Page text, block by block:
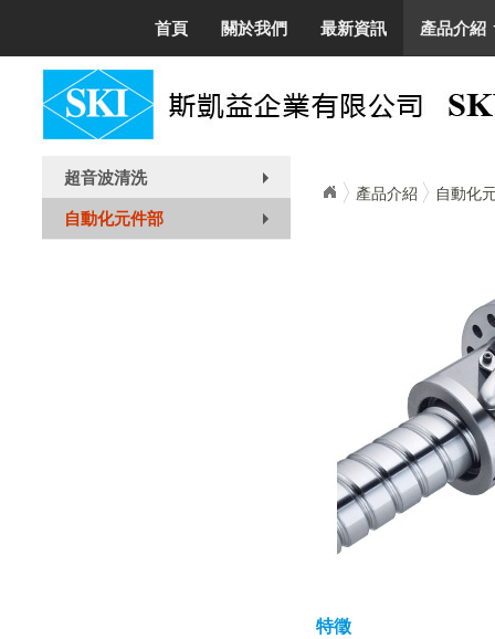
首頁 關於我們 最新資訊 產品介紹
超音波清洗
自動化元件部
產品介紹 自動化
特徵